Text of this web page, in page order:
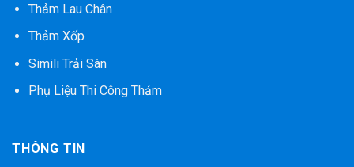
Thảm Lau Chân
Thảm Xốp
Simili Trải Sàn
Phụ Liệu Thi Công Thảm
THÔNG TIN